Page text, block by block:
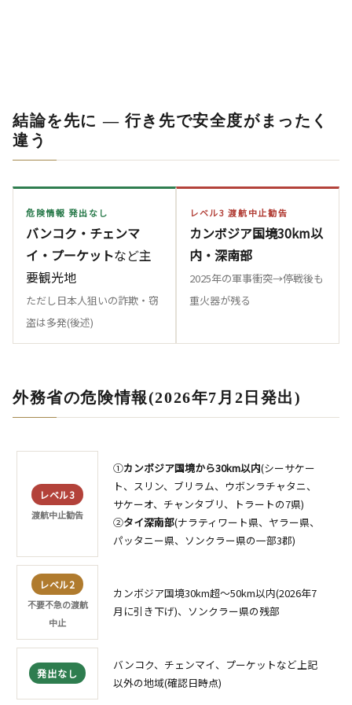
結論を先に ― 行き先で安全度がまったく
違う
危険情報 発出なし
バンコク・チェンマ
イ・プーケットなど主
要観光地
ただし日本人狙いの詐欺・窃
盗は多発(後述)
レベル3 渡航中止勧告
カンボジア国境30km以
内・深南部
2025年の軍事衝突→停戦後も
重火器が残る
外務省の危険情報(2026年7月2日発出)
レベル3
渡航中止勧告
①カンボジア国境から30km以内(シーサケー
ト、スリン、ブリラム、ウボンラチャタニ、
サケーオ、チャンタブリ、トラートの7県)
②タイ深南部(ナラティワート県、ヤラー県、
パッタニー県、ソンクラー県の一部3郡)
レベル2
不要不急の渡航
中止
カンボジア国境30km超〜50km以内(2026年7
月に引き下げ)、ソンクラー県の残部
発出なし
バンコク、チェンマイ、プーケットなど上記
以外の地域(確認日時点)